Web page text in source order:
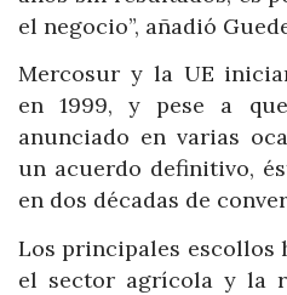
el negocio”, añadió
Mercosur y la UE
en 1999, y pese a
anunciado en varias
un acuerdo definitivo,
en dos décadas de
Los principales escollos
el sector agrícola y la